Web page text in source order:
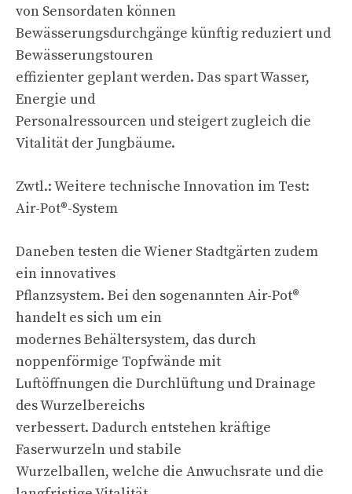
von Sensordaten können
Bewässerungsdurchgänge künftig reduziert und
Bewässerungstouren
effizienter geplant werden. Das spart Wasser,
Energie und
Personalressourcen und steigert zugleich die
Vitalität der Jungbäume.
Zwtl.: Weitere technische Innovation im Test:
Air-Pot®-System
Daneben testen die Wiener Stadtgärten zudem
ein innovatives
Pflanzsystem. Bei den sogenannten Air-Pot®
handelt es sich um ein
modernes Behältersystem, das durch
noppenförmige Topfwände mit
Luftöffnungen die Durchlüftung und Drainage
des Wurzelbereichs
verbessert. Dadurch entstehen kräftige
Faserwurzeln und stabile
Wurzelballen, welche die Anwuchsrate und die